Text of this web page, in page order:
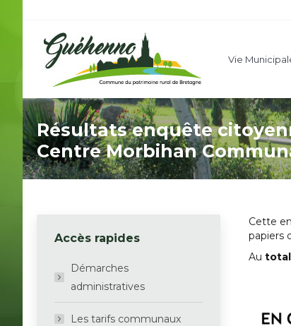
Vie
Résultats enquête
Centre Morbihan
Cette
papiers
Au total
Accès rapides
Démarches
administratives
Les tarifs communaux